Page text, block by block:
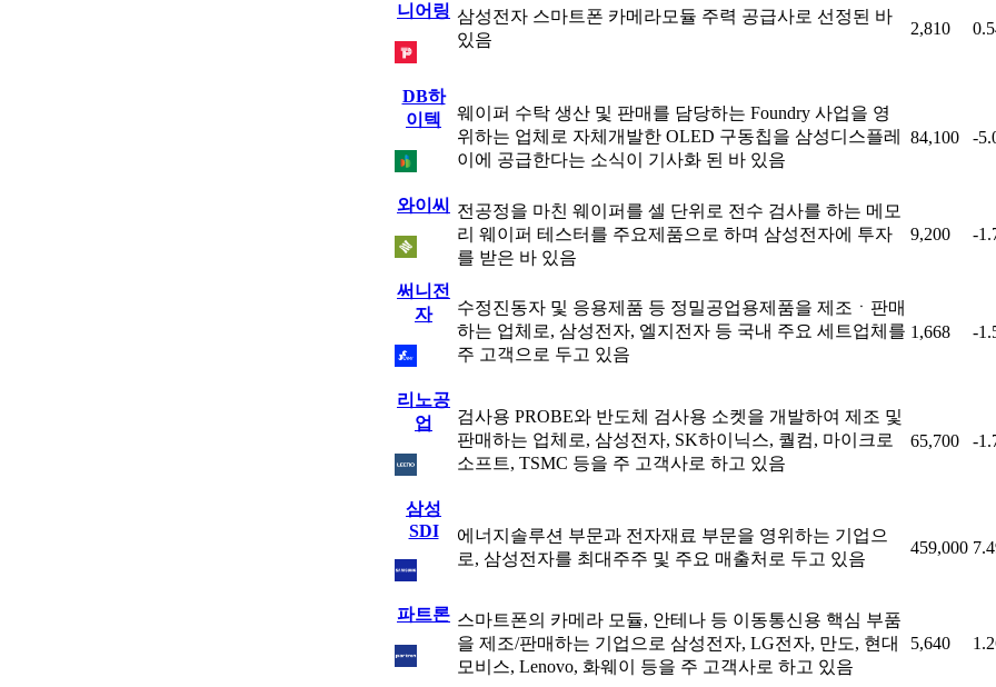
니어링 삼성전자 스마트폰 카메라모듈 주력 공급사로 선정된 바
있음
2,810
DB하
이텍
웨이퍼 수탁 생산 및 판매를 담당하는 Foundry 사업을 영
위하는 업체로 자체개발한 OLED 구동칩을 삼성디스플레
이에 공급한다는 소식이 기사화 된 바 있음
84,100 -
와이씨
전공정을 마친 웨이퍼를 셀 단위로 전수 검사를 하는 메모
리 웨이퍼 테스터를 주요제품으로 하며 삼성전자에 투자
를 받은 바 있음
9,200 -
써니전
자
수정진동자 및 응용제품 등 정밀공업용제품을 제조ㆍ판매
하는 업체로, 삼성전자, 엘지전자 등 국내 주요 세트업체를
주 고객으로 두고 있음
1,668 -
리노공
업
검사용 PROBE와 반도체 검사용 소켓을 개발하여 제조 및
판매하는 업체로, 삼성전자, SK하이닉스, 퀄컴, 마이크로
소프트, TSMC 등을 주 고객사로 하고 있음
65,700 -
삼성
SDI
에너지솔루션 부문과 전자재료 부문을 영위하는 기업으
로, 삼성전자를 최대주주 및 주요 매출처로 두고 있음
459,000
파트론 스마트폰의 카메라 모듈, 안테나 등 이동통신용 핵심 부품
을 제조/판매하는 기업으로 삼성전자, LG전자, 만도, 현대
모비스, Lenovo, 화웨이 등을 주 고객사로 하고 있음
5,640